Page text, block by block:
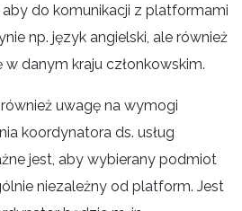
do komunikacji z platformami
np. język angielski, ale również
danym kraju członkowskim.
uwagę na wymogi
koordynatora ds. usług
jest, aby wybierany podmiot
niezależny od platform. Jest